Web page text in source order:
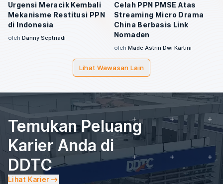
Urgensi Meracik Kembali
Mekanisme Restitusi PPN
di Indonesia
oleh Danny Septriadi
Celah PPN PMSE Atas
Streaming Micro Drama
China Berbasis Link
Nomaden
oleh Made Astrin Dwi Kartini
Lihat Wawasan Lain
Temukan Peluang
Karier Anda di
DDTC
Lihat Karier